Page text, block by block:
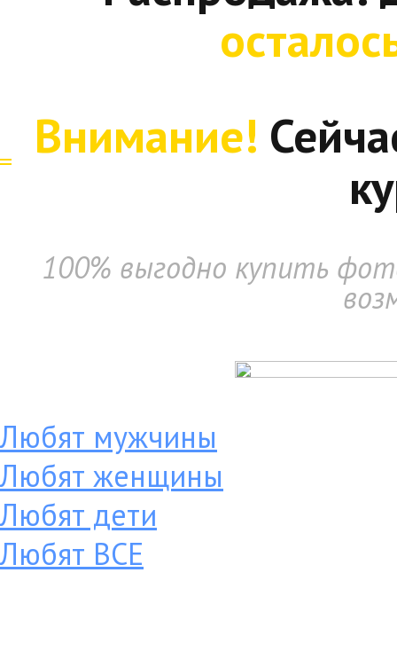
Внимание!
100% выгодно купить
Любят мужчины
Любят женщины
Любят дети
Любят ВСЕ